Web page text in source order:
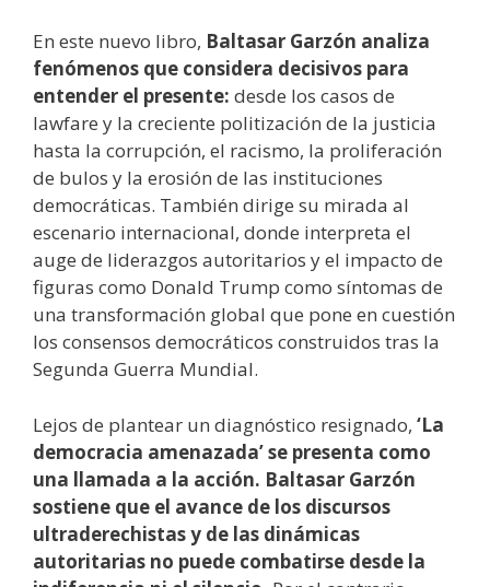
En este nuevo libro, Baltasar Garzón analiza
fenómenos que considera decisivos para
entender el presente: desde los casos de
lawfare y la creciente politización de la justicia
hasta la corrupción, el racismo, la proliferación
de bulos y la erosión de las instituciones
democráticas. También dirige su mirada al
escenario internacional, donde interpreta el
auge de liderazgos autoritarios y el impacto de
figuras como Donald Trump como síntomas de
una transformación global que pone en cuestión
los consensos democráticos construidos tras la
Segunda Guerra Mundial.
Lejos de plantear un diagnóstico resignado, ‘La
democracia amenazada’ se presenta como
una llamada a la acción. Baltasar Garzón
sostiene que el avance de los discursos
ultraderechistas y de las dinámicas
autoritarias no puede combatirse desde la